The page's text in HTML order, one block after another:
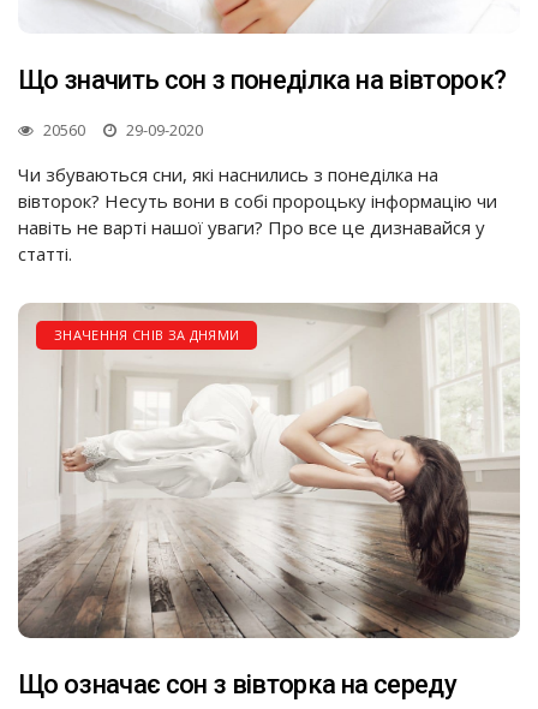
Що значить сон з понеділка на вівторок?
20560 29-09-2020
Чи збуваються сни, які наснились з понеділка на
вівторок? Несуть вони в собі пророцьку інформацію чи
навіть не варті нашої уваги? Про все це дизнавайся у
статті.
ЗНАЧЕННЯ СНІВ ЗА ДНЯМИ
Що означає сон з вівторка на середу